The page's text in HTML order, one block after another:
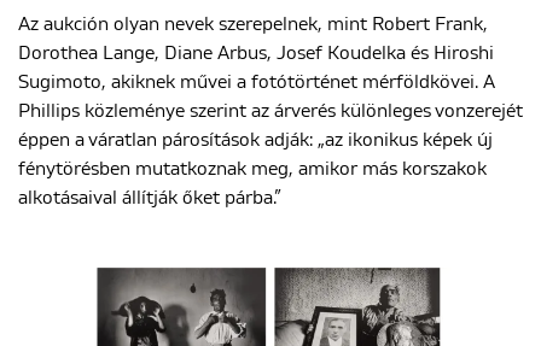
Az aukción olyan nevek szerepelnek, mint Robert Frank,
Dorothea Lange, Diane Arbus, Josef Koudelka és Hiroshi
Sugimoto, akiknek művei a fotótörténet mérföldkövei. A
Phillips közleménye szerint az árverés különleges vonzerejét
éppen a váratlan párosítások adják: „az ikonikus képek új
fénytörésben mutatkoznak meg, amikor más korszakok
alkotásaival állítják őket párba.”